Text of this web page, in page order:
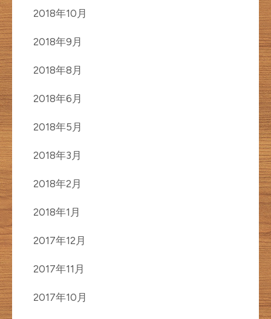
2018年10月
2018年9月
2018年8月
2018年6月
2018年5月
2018年3月
2018年2月
2018年1月
2017年12月
2017年11月
2017年10月